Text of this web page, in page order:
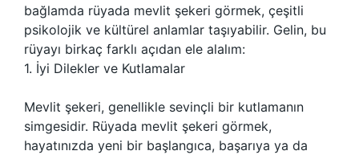
bağlamda rüyada mevlit şekeri görmek, çeşitli
psikolojik ve kültürel anlamlar taşıyabilir. Gelin, bu
rüyayı birkaç farklı açıdan ele alalım:
1. İyi Dilekler ve Kutlamalar
Mevlit şekeri, genellikle sevinçli bir kutlamanın
simgesidir. Rüyada mevlit şekeri görmek,
hayatınızda yeni bir başlangıca, başarıya ya da